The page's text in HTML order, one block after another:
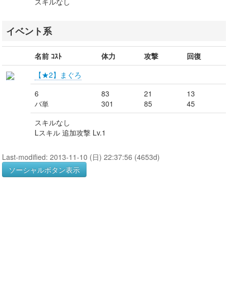
イベント系
名前 ｺｽﾄ 体力 攻撃
回復
【★2】まぐろ
6
バ単
83
301
21
85
13
45
スキルなし
Lスキル 追加攻撃 Lv.1
Last-modified: 2013-11-10 (日) 22:37:56 (4653d)
ソーシャルボタン表示